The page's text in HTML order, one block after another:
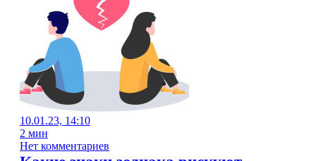
10.01.23, 14:10
2 мин
Нет комментариев